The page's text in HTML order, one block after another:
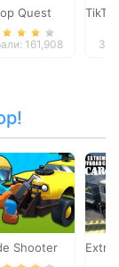
Tripeaks
Quest
161,908
Shooter